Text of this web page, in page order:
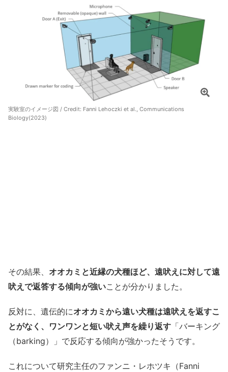
実験室のイメージ図 / Credit: Fanni Lehoczki et al., Communications
Biology(2023)
その結果、 オオカミと近縁の犬種ほど、遠吠えに対して遠
吠えで返答する傾向が強いことが分かりました。
反対に、遺伝的にオオカミから遠い犬種は遠吠えを返すこ
とがなく、ワンワンと短い吠え声を繰り返す 「バーキング
（barking）」で反応する傾向が強かったそうです。
これについて研究主任のファンニ・レホツキ（Fanni